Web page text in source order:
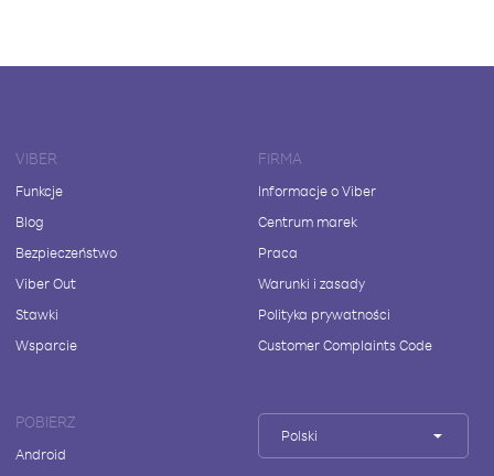
VIBER
Funkcje
Blog
Bezpieczeństwo
Viber Out
Stawki
Wsparcie
FIRMA
Informacje o Viber
Centrum marek
Praca
Warunki i zasady
Polityka prywatności
Customer Complaints Code
POBIERZ
Android
Polski